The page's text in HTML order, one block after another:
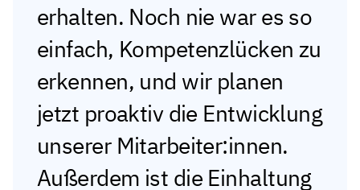
erhalten. Noch nie war es so
einfach, Kompetenzlücken zu
erkennen, und wir planen
jetzt proaktiv die Entwicklung
unserer Mitarbeiter:innen.
Außerdem ist die Einhaltung